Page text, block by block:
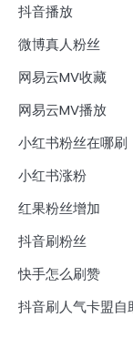
抖音播放
微博真人粉丝
网易云MV收藏
网易云MV播放
小红书粉丝在哪刷
小红书涨粉
红果粉丝增加
抖音刷粉丝
快手怎么刷赞
抖音刷人气卡盟自